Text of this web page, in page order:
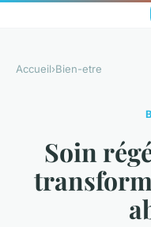
Accueil›Bien-etre
Soin